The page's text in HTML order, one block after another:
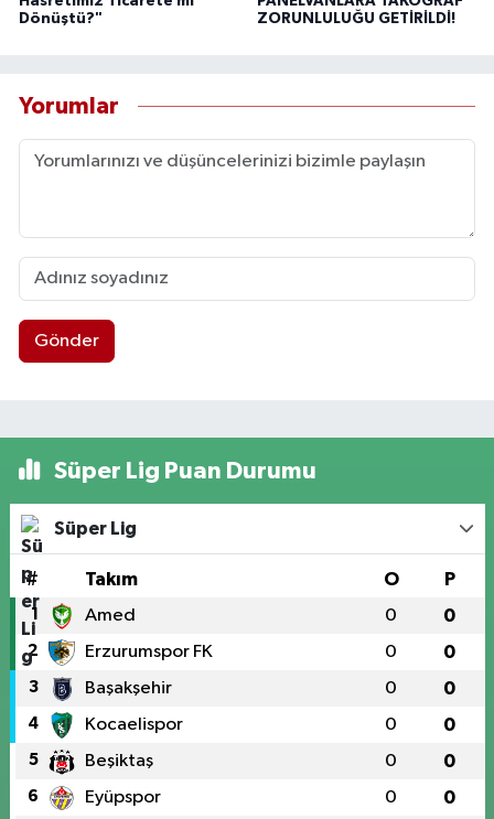
Dönüştü?"
ZORUNLULUĞU GETİRİLDİ!
Yorumlar
Gönder
Süper Lig Puan Durumu
Süper Lig
# Takım O P
1 Amed 0 0
2 Erzurumspor FK 0 0
3 Başakşehir 0 0
4 Kocaelispor 0 0
5 Beşiktaş 0 0
6 Eyüpspor 0 0